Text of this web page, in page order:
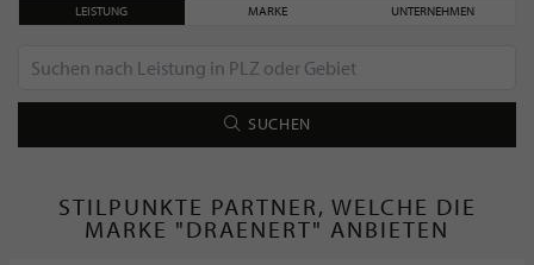
LEISTUNG MARKE UNTERNEHMEN
SUCHEN
STILPUNKTE PARTNER, WELCHE DIE
MARKE "DRAENERT" ANBIETEN